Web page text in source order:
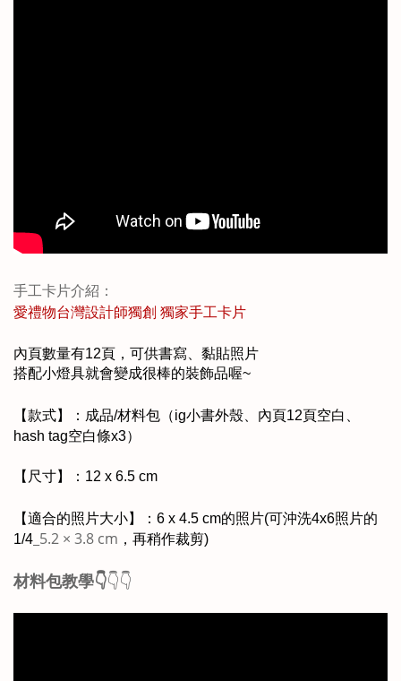
手工卡片介紹：
愛禮物台灣設計師獨創 獨家手工卡片
內頁數量有12頁，可供書寫、黏貼照片
搭配小燈具就會變成很棒的裝飾品喔~
【款式】：成品/材料包（ig小書外殼、內頁12頁空白、
hash tag空白條x3）
【尺寸】：12 x 6.5 cm
【適合的照片大小】：6 x 4.5 cm的照片(可沖洗4x6照片的
1/4 _5.2 × 3.8 cm ，再稍作裁剪)
材料包教學👇👇👇